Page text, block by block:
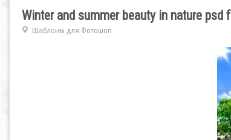
Winter and summer beauty in nature psd
Шаблоны для Фотошоп